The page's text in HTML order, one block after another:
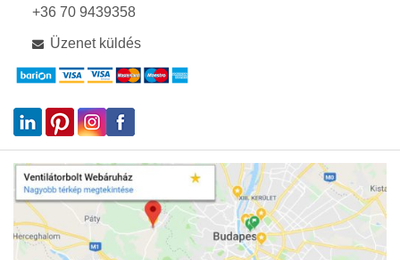
+36 70 9439358
Üzenet küldés